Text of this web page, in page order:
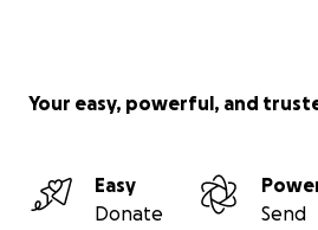
Your easy, powerful, and
Easy
Donate
Send